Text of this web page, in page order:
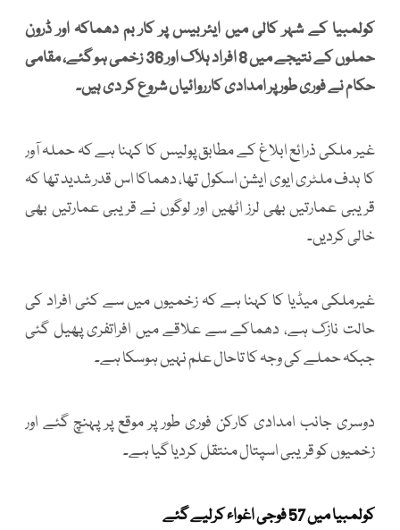
کولمبیا کے شہر کالی میں ایئربیس پر کار بم دھماکہ اور ڈرون
حملوں کے نتیجے میں 8 افراد ہلاک اور 36 زخمی ہو گئے، مقامی
حکام نے فوری طور پر امدادی کارروائیاں شروع کر دی ہیں۔
غیر ملکی ذرائع ابلاغ کے مطابق پولیس کا کہنا ہے کہ حملہ آور
کا ہدف ملٹری ایوی ایشن اسکول تھا، دھماکا اس قدر شدید تھا کہ
قریبی عمارتیں بھی لرز اٹھیں اور لوگوں نے قریبی عمارتیں بھی
خالی کردیں۔
غیرملکی میڈیا کا کہنا ہے کہ زخمیوں میں سے کئی افراد کی
حالت نازک ہے، دھماکے سے علاقے میں افراتفری پھیل گئی
جبکہ حملے کی وجہ کا تاحال علم نہیں ہوسکا ہے۔
دوسری جانب امدادی کارکن فوری طور پر موقع پر پہنچ گئے اور
زخمیوں کو قریبی اسپتال منتقل کردیا گیا ہے۔
کولمبیا میں 57 فوجی اغواء کرلیے گئے